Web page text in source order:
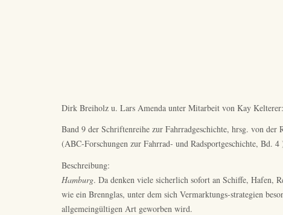
Dirk Breiholz u. Lars Amenda unter Mitarbeit von Kay
Band 9 der Schriftenreihe zur Fahrradgeschichte, hrsg. von
(ABC-Forschungen zur Fahrrad- und Radsportgeschichte,
Beschreibung:
Hamburg. Da denken viele sicherlich sofort an Schiffe, Hafen,
wie ein Brennglas, unter dem sich Vermarktungs-strategien
allgemeingültigen Art geworben wird.